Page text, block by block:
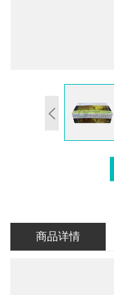
商品详情